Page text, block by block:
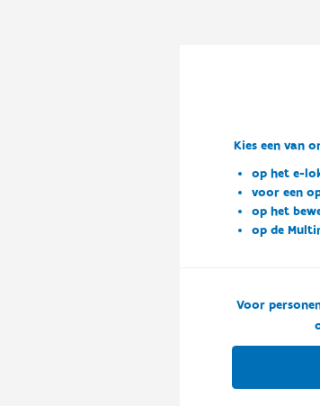
Kies een van
op het e-
voor een
op het
op de
Voor